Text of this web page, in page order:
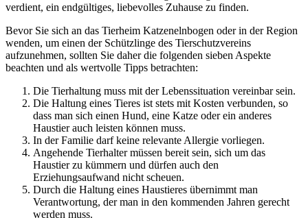
verdient, ein endgültiges, liebevolles Zuhause zu finden.
Bevor Sie sich an das Tierheim Katzenelnbogen oder in der Region
wenden, um einen der Schützlinge des Tierschutzvereins
aufzunehmen, sollten Sie daher die folgenden sieben Aspekte
beachten und als wertvolle Tipps betrachten:
Die Tierhaltung muss mit der Lebenssituation vereinbar sein.
Die Haltung eines Tieres ist stets mit Kosten verbunden, so
dass man sich einen Hund, eine Katze oder ein anderes
Haustier auch leisten können muss.
In der Familie darf keine relevante Allergie vorliegen.
Angehende Tierhalter müssen bereit sein, sich um das
Haustier zu kümmern und dürfen auch den
Erziehungsaufwand nicht scheuen.
Durch die Haltung eines Haustieres übernimmt man
Verantwortung, der man in den kommenden Jahren gerecht
werden muss.